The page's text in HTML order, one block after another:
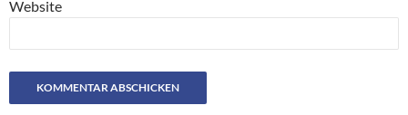
Website